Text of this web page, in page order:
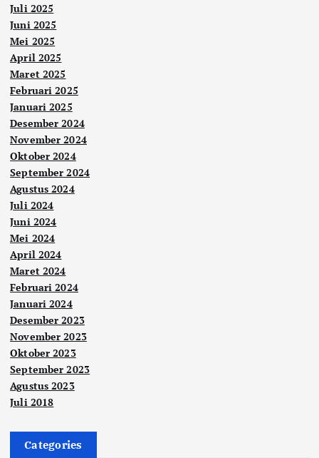
Juli 2025
Juni 2025
Mei 2025
April 2025
Maret 2025
Februari 2025
Januari 2025
Desember 2024
November 2024
Oktober 2024
September 2024
Agustus 2024
Juli 2024
Juni 2024
Mei 2024
April 2024
Maret 2024
Februari 2024
Januari 2024
Desember 2023
November 2023
Oktober 2023
September 2023
Agustus 2023
Juli 2018
Categories